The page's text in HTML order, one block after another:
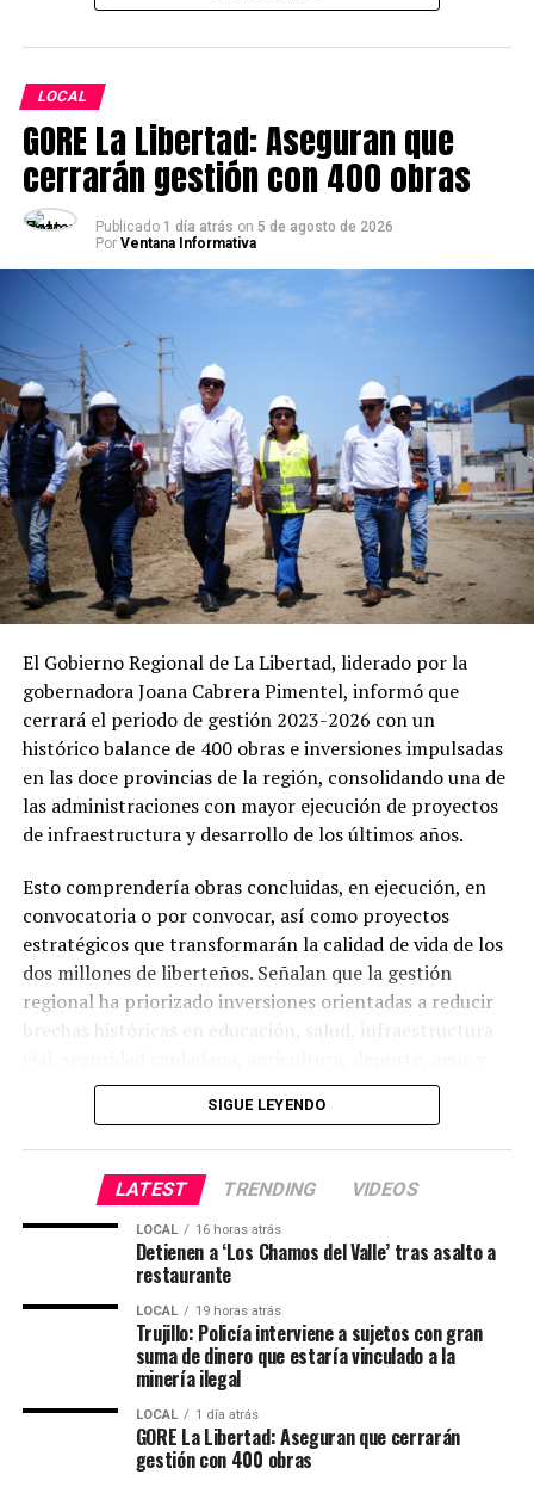
LOCAL
GORE La Libertad: Aseguran que
cerrarán gestión con 400 obras
Publicado 1 día atrás on 5 de agosto de 2026
Por Ventana Informativa
El Gobierno Regional de La Libertad, liderado por la
gobernadora Joana Cabrera Pimentel, informó que
cerrará el periodo de gestión 2023-2026 con un
histórico balance de 400 obras e inversiones impulsadas
en las doce provincias de la región, consolidando una de
las administraciones con mayor ejecución de proyectos
de infraestructura y desarrollo de los últimos años.
Esto comprendería obras concluidas, en ejecución, en
convocatoria o por convocar, así como proyectos
estratégicos que transformarán la calidad de vida de los
dos millones de liberteños. Señalan que la gestión
regional ha priorizado inversiones orientadas a reducir
brechas históricas en educación, salud, infraestructura
saneamiento.
Del total de intervenciones, 120 corresponden al sector
Educación, 58 a Salud, 85 a infraestructura vial, 14 a
Seguridad Ciudadana, 31 a Agricultura, 30 a
infraestructura deportiva y 54 a proyectos de agua,
saneamiento, electrificación y otros servicios básicos. A
esto hay que sumar que se preparan nuevas compras de
logística para la PNP, así como nuevos trabajos de
mantenimiento de establecimientos de salud en Bolívar
y Trujillo; todo lo cual garantiza alcanzar las 400
intervenciones al término del presente año.
SIGUE LEYENDO
LATEST TRENDING VIDEOS
LOCAL 16 horas atrás
Detienen a ‘Los Chamos del Valle’ tras asalto a
restaurante
LOCAL 19 horas atrás
Trujillo: Policía interviene a sujetos con gran
suma de dinero que estaría vinculado a la
minería ilegal
LOCAL 1 día atrás
GORE La Libertad: Aseguran que cerrarán
gestión con 400 obras